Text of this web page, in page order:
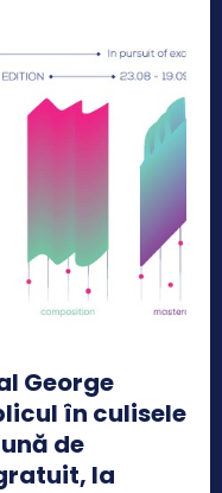
George
în culisele
de
la